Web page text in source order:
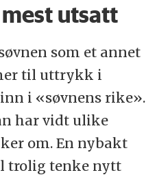
utsatt
som et annet
til uttrykk i
i «søvnens rike».
har vidt ulike
om. En nybakt
trolig tenke nytt